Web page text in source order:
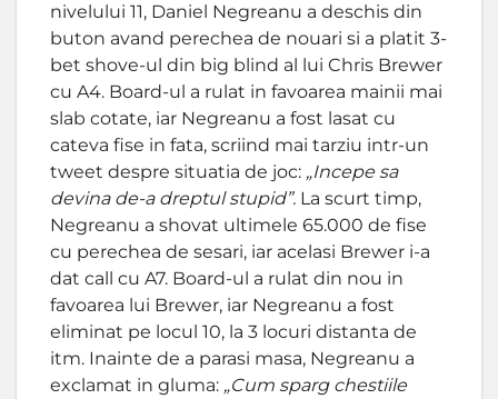
nivelului 11, Daniel Negreanu a deschis din
buton avand perechea de nouari si a platit 3-
bet shove-ul din big blind al lui Chris Brewer
cu A4. Board-ul a rulat in favoarea mainii mai
slab cotate, iar Negreanu a fost lasat cu
cateva fise in fata, scriind mai tarziu intr-un
tweet despre situatia de joc: „Incepe sa
devina de-a dreptul stupid”. La scurt timp,
Negreanu a shovat ultimele 65.000 de fise
cu perechea de sesari, iar acelasi Brewer i-a
dat call cu A7. Board-ul a rulat din nou in
favoarea lui Brewer, iar Negreanu a fost
eliminat pe locul 10, la 3 locuri distanta de
itm. Inainte de a parasi masa, Negreanu a
exclamat in gluma: „Cum sparg chestiile